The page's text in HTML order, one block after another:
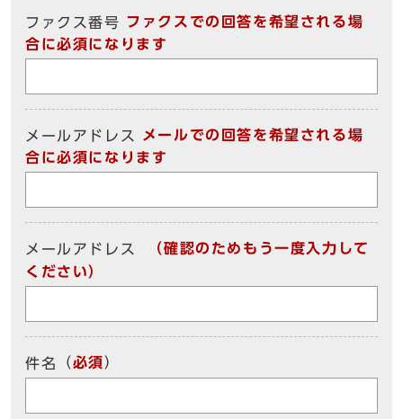
ファクス番号 ファクスでの回答を希望される場
合に必須になります
メールアドレス
メールでの回答を希望される場
合に必須になります
メールアドレス
（確認のためもう一度入力して
ください）
件名 （必須）